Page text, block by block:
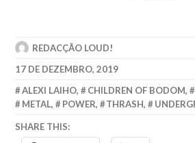
REDACÇÃO LOUD!
17 DE DEZEMBRO, 2019
ALEXI LAIHO, CHILDREN OF BODOM,
METAL, POWER, THRASH,
SHARE THIS: